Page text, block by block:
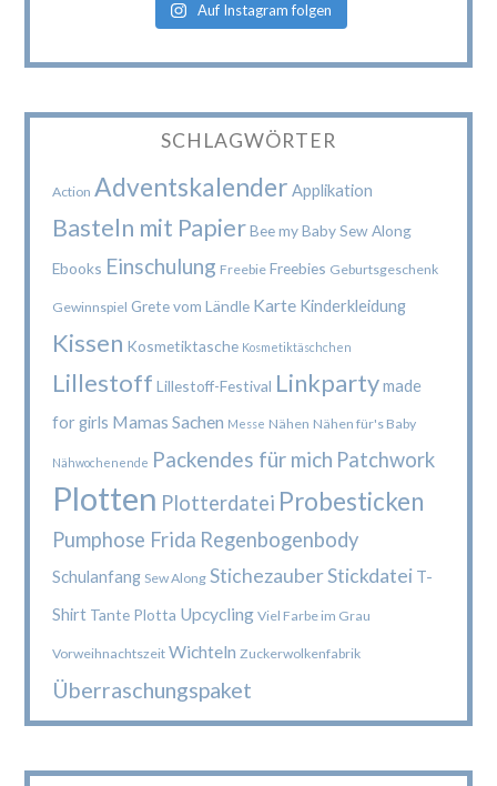
Auf Instagram folgen
SCHLAGWÖRTER
Action Adventskalender Applikation
Basteln mit Papier Bee my Baby Sew Along
Ebooks Einschulung Freebie Freebies Geburtsgeschenk
Gewinnspiel Grete vom Ländle Karte Kinderkleidung
Kissen Kosmetiktasche Kosmetiktäschchen
Lillestoff Lillestoff-Festival Linkpartymade
for girls Mamas Sachen Messe Nähen Nähen für's Baby
Nähwochenende Packendes für mich Patchwork
Plotten Plotterdatei Probesticken
Pumphose Frida Regenbogenbody
Schulanfang Sew Along StichezauberStickdatei T-
Shirt Tante Plotta Upcycling Viel Farbe im Grau
Vorweihnachtszeit Wichteln Zuckerwolkenfabrik
Überraschungspaket